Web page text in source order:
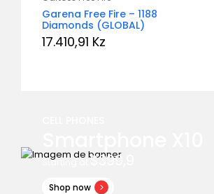
Garena Free Fire – 1188
Diamonds (GLOBAL)
17.410,91 Kz
Starting at$399,9
Shop now